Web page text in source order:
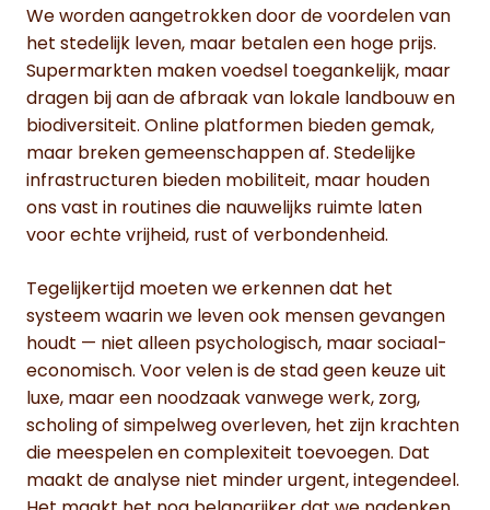
We worden aangetrokken door de voordelen van
het stedelijk leven, maar betalen een hoge prijs.
Supermarkten maken voedsel toegankelijk, maar
dragen bij aan de afbraak van lokale landbouw en
biodiversiteit. Online platformen bieden gemak,
maar breken gemeenschappen af. Stedelijke
infrastructuren bieden mobiliteit, maar houden
ons vast in routines die nauwelijks ruimte laten
voor echte vrijheid, rust of verbondenheid.
Tegelijkertijd moeten we erkennen dat het
systeem waarin we leven ook mensen gevangen
houdt — niet alleen psychologisch, maar sociaal-
economisch. Voor velen is de stad geen keuze uit
luxe, maar een noodzaak vanwege werk, zorg,
scholing of simpelweg overleven, het zijn krachten
die meespelen en complexiteit toevoegen. Dat
maakt de analyse niet minder urgent, integendeel.